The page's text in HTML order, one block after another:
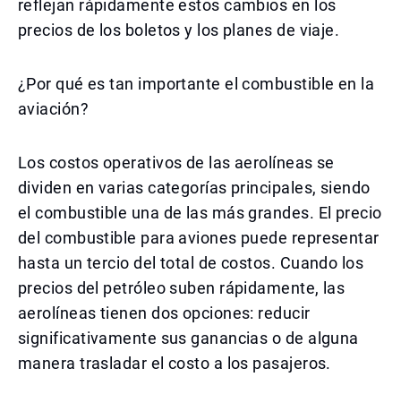
reflejan rápidamente estos cambios en los
precios de los boletos y los planes de viaje.
¿Por qué es tan importante el combustible en la
aviación?
Los costos operativos de las aerolíneas se
dividen en varias categorías principales, siendo
el combustible una de las más grandes. El precio
del combustible para aviones puede representar
hasta un tercio del total de costos. Cuando los
precios del petróleo suben rápidamente, las
aerolíneas tienen dos opciones: reducir
significativamente sus ganancias o de alguna
manera trasladar el costo a los pasajeros.